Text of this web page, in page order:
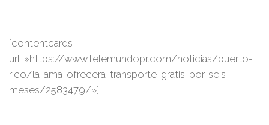
[contentcards
url=»https://www.telemundopr.com/noticias/puerto-
rico/la-ama-ofrecera-transporte-gratis-por-seis-
meses/2583479/»]